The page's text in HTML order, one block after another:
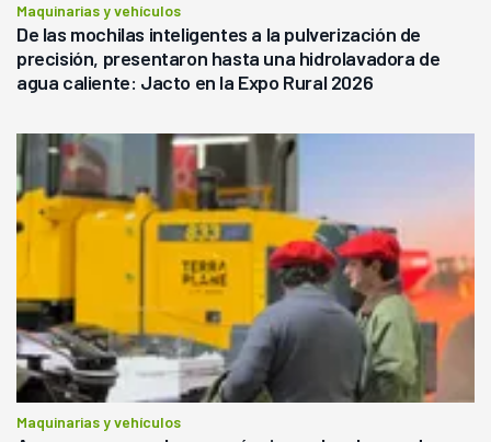
Maquinarias y vehículos
De las mochilas inteligentes a la pulverización de
precisión, presentaron hasta una hidrolavadora de
agua caliente: Jacto en la Expo Rural 2026
Maquinarias y vehículos